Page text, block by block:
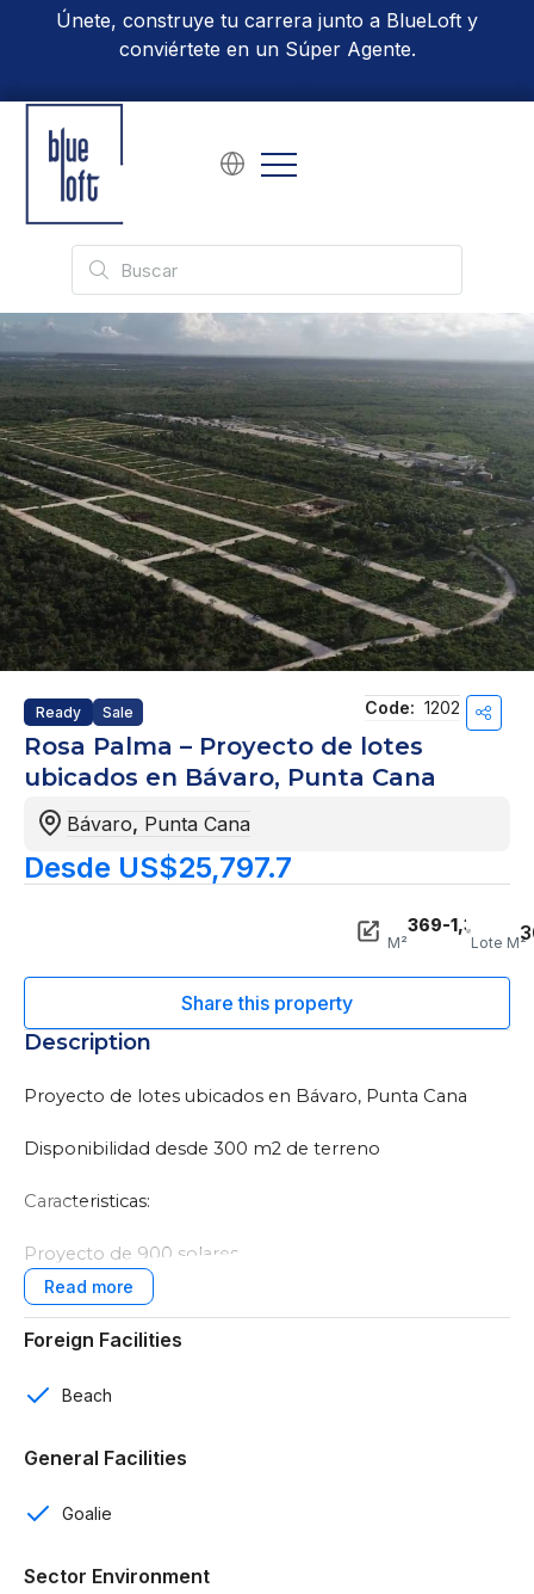
Únete, construye tu carrera junto a BlueLoft y
conviértete en un Súper Agente.
Ready Sale Code: 1202
Rosa Palma – Proyecto de lotes
ubicados en Bávaro, Punta Cana
Bávaro, Punta Cana
Desde US$25,797.7
369-1,348
M² Lote M²
Description
Proyecto de lotes ubicados en Bávaro, Punta Cana
Disponibilidad desde 300 m2 de terreno
Caracteristicas:
Proyecto de 900 solares
Control de acceso con garita
A minutos de la playa
Separa con 10% de inicial
Financiamiento disponible
Foreign Facilities
Beach
General Facilities
Goalie
Sector Environment